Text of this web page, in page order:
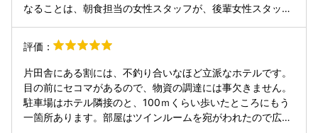
なることは、朝食担当の女性スタッフが、後輩女性スタッフ
指導のやり方と場所を考えるべきと思った。
評価：
片田舎にある割には、不釣り合いなほど立派なホテルです。
目の前にセコマがあるので、物資の調達には事欠きません。
駐車場はホテル隣接のと、100ｍくらい歩いたところにもう
一箇所あります。部屋はツインルームを宛がわれたので広々